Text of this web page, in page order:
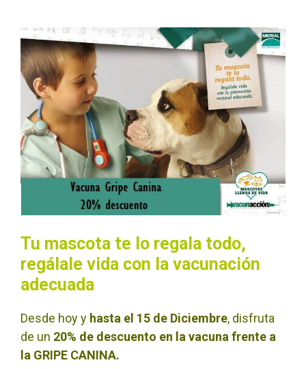
Tu mascota te lo regala todo,
regálale vida con la vacunación
adecuada
Desde hoy y hasta el 15 de Diciembre, disfruta
de un 20% de descuento en la vacuna frente a
la GRIPE CANINA.